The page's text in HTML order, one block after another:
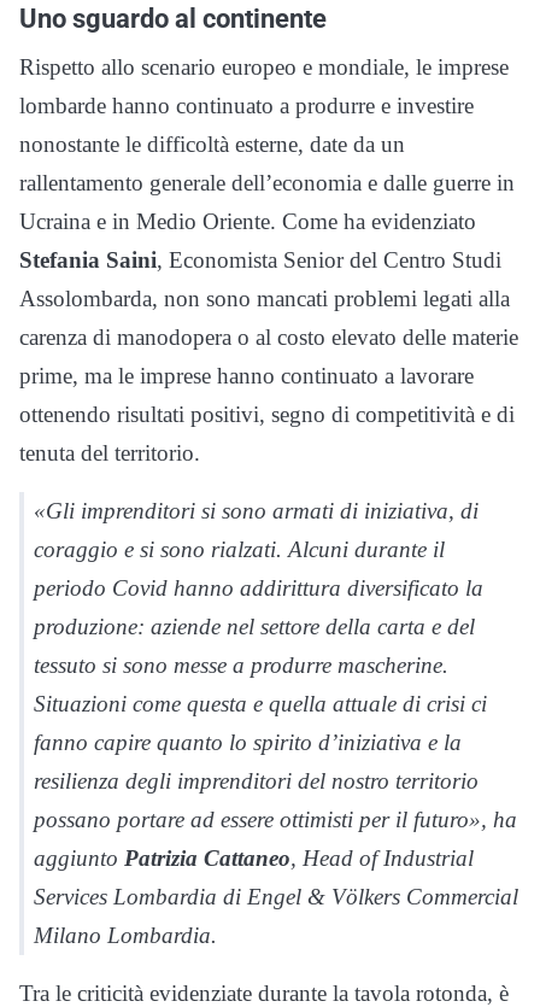
Uno sguardo al continente
Rispetto allo scenario europeo e mondiale, le imprese
lombarde hanno continuato a produrre e investire
nonostante le difficoltà esterne, date da un
rallentamento generale dell’economia e dalle guerre in
Ucraina e in Medio Oriente. Come ha evidenziato
Stefania Saini, Economista Senior del Centro Studi
Assolombarda, non sono mancati problemi legati alla
carenza di manodopera o al costo elevato delle materie
prime, ma le imprese hanno continuato a lavorare
ottenendo risultati positivi, segno di competitività e di
tenuta del territorio.
«Gli imprenditori si sono armati di iniziativa, di
coraggio e si sono rialzati. Alcuni durante il
periodo Covid hanno addirittura diversificato la
produzione: aziende nel settore della carta e del
tessuto si sono messe a produrre mascherine.
Situazioni come questa e quella attuale di crisi ci
fanno capire quanto lo spirito d’iniziativa e la
resilienza degli imprenditori del nostro territorio
possano portare ad essere ottimisti per il futuro», ha
aggiunto Patrizia Cattaneo, Head of Industrial
Services Lombardia di Engel & Völkers Commercial
Milano Lombardia.
Tra le criticità evidenziate durante la tavola rotonda, è